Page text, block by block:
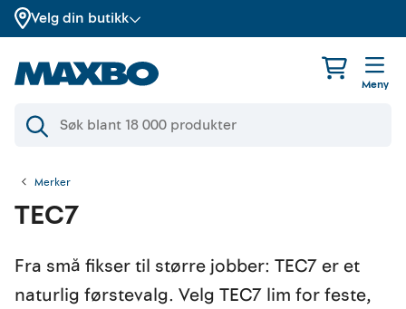
Velg din butikk
Meny
Merker
TEC7
Fra små fikser til større jobber: TEC7 er et
naturlig førstevalg. Velg TEC7 lim for feste,